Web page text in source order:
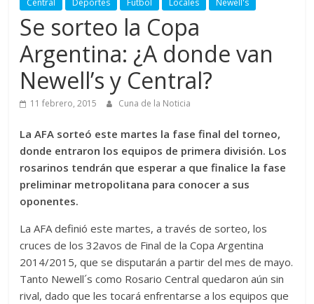
Central Deportes Futbol Locales Newell's
Se sorteo la Copa
Argentina: ¿A donde van
Newell’s y Central?
11 febrero, 2015 Cuna de la Noticia
La AFA sorteó este martes la fase final del torneo,
donde entraron los equipos de primera división. Los
rosarinos tendrán que esperar a que finalice la fase
preliminar metropolitana para conocer a sus
oponentes.
La AFA definió este martes, a través de sorteo, los
cruces de los 32avos de Final de la Copa Argentina
2014/2015, que se disputarán a partir del mes de mayo.
Tanto Newell´s como Rosario Central quedaron aún sin
rival, dado que les tocará enfrentarse a los equipos que